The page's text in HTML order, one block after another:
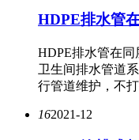
HDPE排水管
HDPE排水管在同
卫生间排水管道
行管道维护，不打
162021-12